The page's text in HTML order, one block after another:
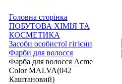
Головна сторінка
ПОБУТОВА ХІМІЯ ТА
КОСМЕТИКА
Засоби особистої гігієни
Фарби для волосся
Фарба для волосся Acme
Color MALVA(042
Каштановий)